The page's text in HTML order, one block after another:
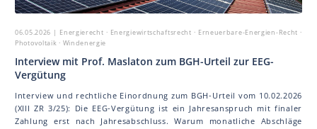
06.05.2026 | Energierecht · Energiewirtschaftsrecht · Erneuerbare-Energien-Recht ·
Photovoltaik · Windenergie
Interview mit Prof. Mas la ton zum BGH-Urteil zur EEG-
Vergütung
Interview und rechtliche Einordnung zum BGH-Urteil vom 10.02.2026
(XIII ZR 3/25): Die EEG-Vergütung ist ein Jahresanspruch mit finaler
Zahlung erst nach Jahresabschluss. Warum monatliche Abschläge